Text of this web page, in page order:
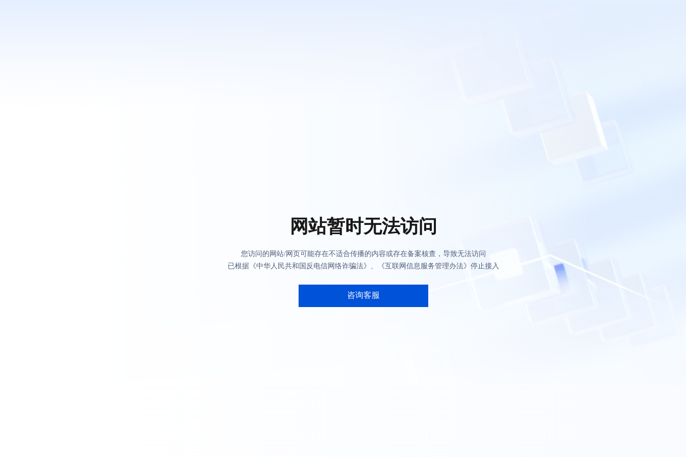
网站暂时无法访问
您访问的网站/网页可能存在不适合传播的内容或存在备案核查，导致无法访问
已根据《中华人民共和国反电信网络诈骗法》、《互联网信息服务管理办法》停止接入
咨询客服